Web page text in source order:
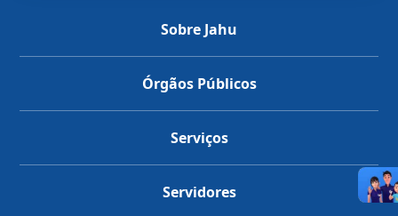
Sobre Jahu
Órgãos Públicos
Serviços
Servidores